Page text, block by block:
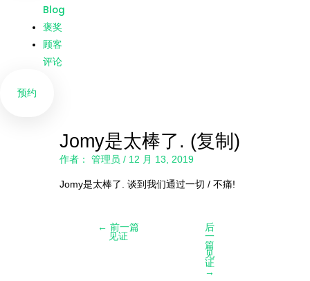
Blog
褒奖
顾客
评论
预约
Jomy是太棒了. (复制)
作者： 管理员/ 12 月 13, 2019
Jomy是太棒了. 谈到我们通过一切 / 不痛!
← 前一篇
见证
后
一
篇
见
证
→